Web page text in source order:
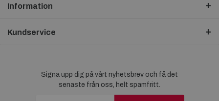
Information
Kundservice
Signa upp dig på vårt nyhetsbrev och få det
senaste från oss, helt spamfritt.